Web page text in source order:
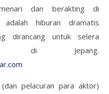
dan berakting di
adalah hiburan dramatis
dirancang untuk selera
di Jepang.
pelacuran para aktor)